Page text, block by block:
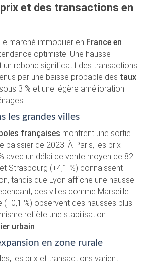
et des transactions en
marché immobilier en France en
optimiste. Une hausse
un rebond significatif des transactions
par une baisse probable des taux
3 % et une légère amélioration
les grandes villes
françaises montrent une sortie
baissier de 2023. À Paris, les prix
avec un délai de vente moyen de 82
Strasbourg (+4,1 %) connaissent
tandis que Lyon affiche une hausse
des villes comme Marseille
(+0,1 %) observent des hausses plus
reflète une stabilisation
urbain
en zone rurale
les prix et transactions varient